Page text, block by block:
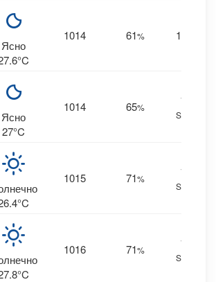
Ясно
1014 61% 19
Ясно
27°C
1014 65%
18
SSW
1015 71%
18
SSW
1016 71%
19
SSW